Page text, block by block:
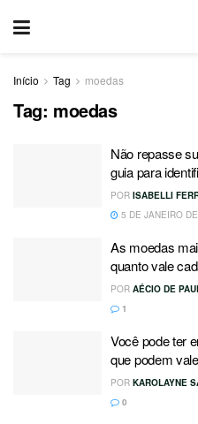
Início Tag moedas
Tag: moedas
Não repasse
guia para
POR ISABELLI
5 DE JANEIRO
As moedas
quanto vale
POR AÉCIO DE
1
Você pode ter
que podem
POR KAROLAYNE
0